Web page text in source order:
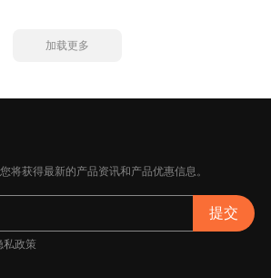
加载更多
将获得最新的产品资讯和产品优惠信息。
私政策